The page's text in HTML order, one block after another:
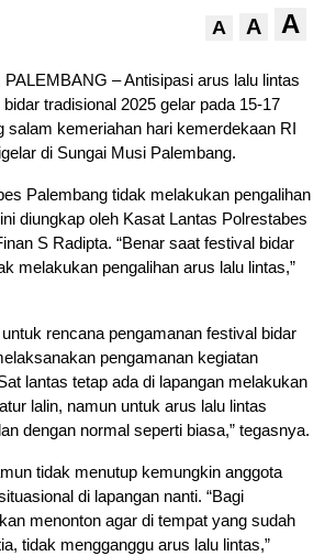
A A A
– Antisipasi arus lalu lintas
tradisional 2025 gelar pada 15-17
salam kemeriahan hari kemerdekaan RI
di Sungai Musi Palembang.
Palembang tidak melakukan pengalihan
diungkap oleh Kasat Lantas Polrestabes
S Radipta. “Benar saat festival bidar
melakukan pengalihan arus lalu lintas,”
rencana pengamanan festival bidar
pengamanan kegiatan
lantas tetap ada di lapangan melakukan
lalin, namun untuk arus lalu lintas
dengan normal seperti biasa,” tegasnya.
tidak menutup kemungkin anggota
di lapangan nanti. “Bagi
menonton agar di tempat yang sudah
tidak mengganggu arus lalu lintas,”